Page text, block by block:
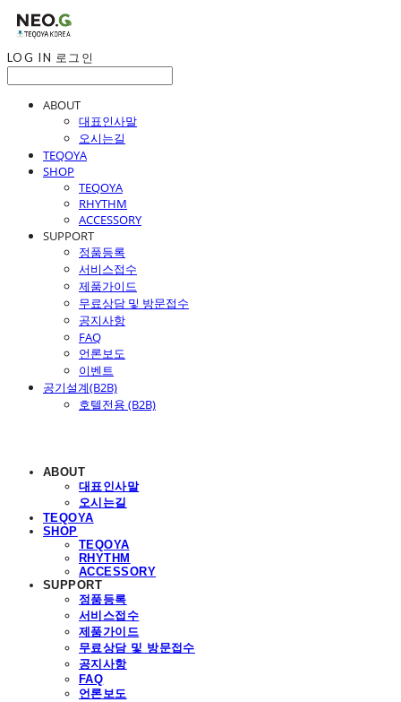
LOG IN 로그인
ABOUT
대표인사말
오시는길
TEQOYA
SHOP
TEQOYA
RHYTHM
ACCESSORY
SUPPORT
정품등록
서비스접수
제품가이드
무료상담 및 방문접수
공지사항
FAQ
언론보도
이벤트
공기설계(B2B)
호텔전용 (B2B)
ABOUT
대표인사말
오시는길
TEQOYA
SHOP
TEQOYA
RHYTHM
ACCESSORY
SUPPORT
정품등록
서비스접수
제품가이드
무료상담 및 방문접수
공지사항
FAQ
언론보도